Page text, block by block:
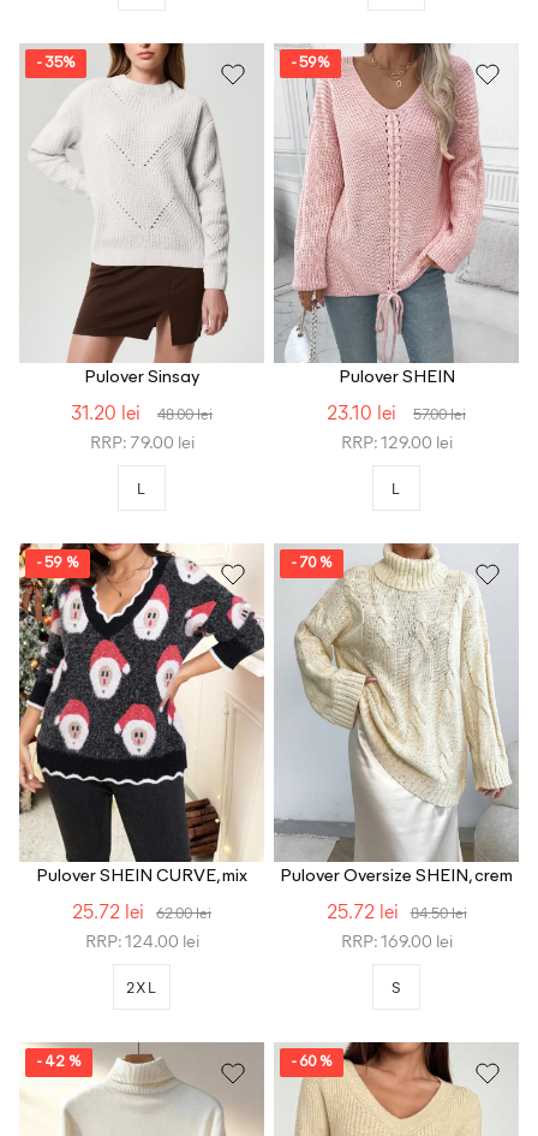
- 35%
Pulover Sinsay
31.20 lei 48.00 lei
RRP: 79.00 lei
L
- 59%
Pulover SHEIN
23.10 lei 57.00 lei
RRP: 129.00 lei
L
- 59 %
Pulover SHEIN CURVE, mix
25.72 lei 62.00 lei
RRP: 124.00 lei
2XL
- 70 %
Pulover Oversize SHEIN, crem
25.72 lei 84.50 lei
RRP: 169.00 lei
S
- 42 % - 60 %